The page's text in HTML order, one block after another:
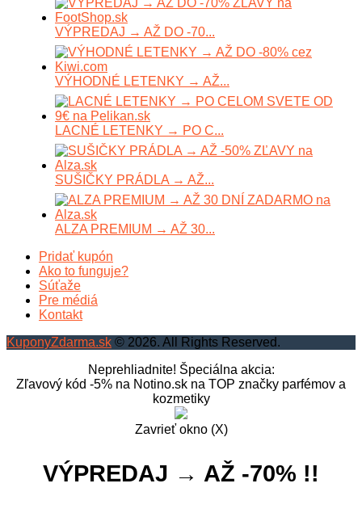
VÝPREDAJ → AŽ DO -70...
VÝHODNÉ LETENKY → AŽ...
LACNÉ LETENKY → PO C...
SUŠIČKY PRÁDLA → AŽ...
ALZA PREMIUM → AŽ 30...
Pridať kupón
Ako to funguje?
Súťaže
Pre médiá
Kontakt
KuponyZdarma.sk © 2026. All Rights Reserved.
Neprehliadnite! Špeciálna akcia:
Zľavový kód -5% na Notino.sk na TOP značky parfémov a
kozmetiky
Zavrieť okno (X)
VÝPREDAJ → AŽ -70% !!